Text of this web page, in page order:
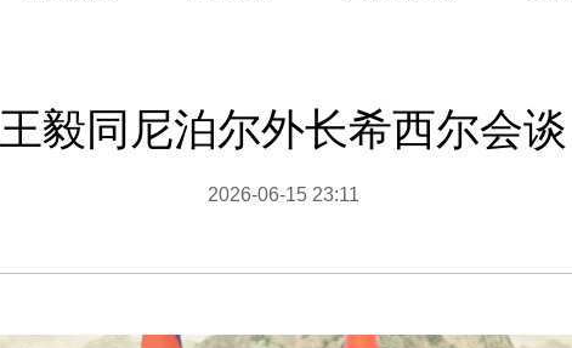
王毅同尼泊尔外长希西尔会谈
2026-06-15 23:11